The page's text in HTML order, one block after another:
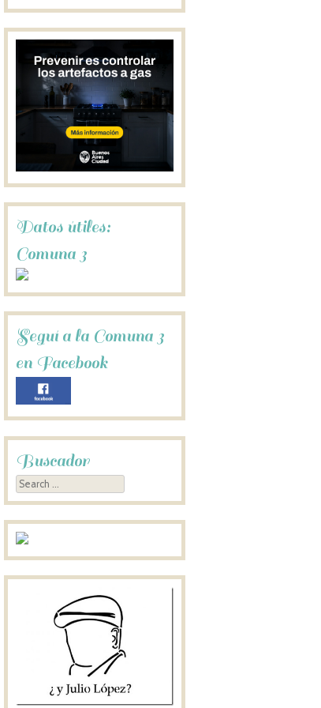
Datos útiles:
Comuna 3
Seguí a la Comuna 3
en Facebook
Buscador
Search